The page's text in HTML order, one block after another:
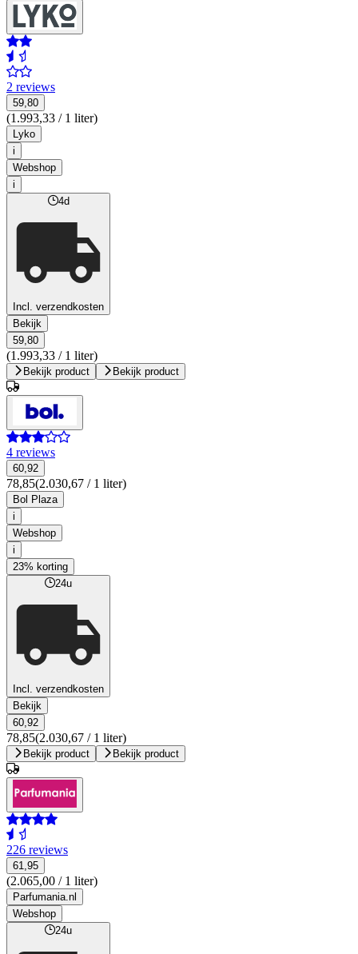
2 reviews
59,80
(1.993,33 / 1 liter)
Lyko
i
Webshop
i
4d
Incl. verzendkosten
Bekijk
59,80
(1.993,33 / 1 liter)
Bekijk product Bekijk product
4 reviews
60,92
78,85(2.030,67 / 1 liter)
Bol Plaza
i
Webshop
i
23% korting
24u
Incl. verzendkosten
Bekijk
60,92
78,85(2.030,67 / 1 liter)
Bekijk product Bekijk product
226 reviews
61,95
(2.065,00 / 1 liter)
Parfumania.nl
Webshop
24u